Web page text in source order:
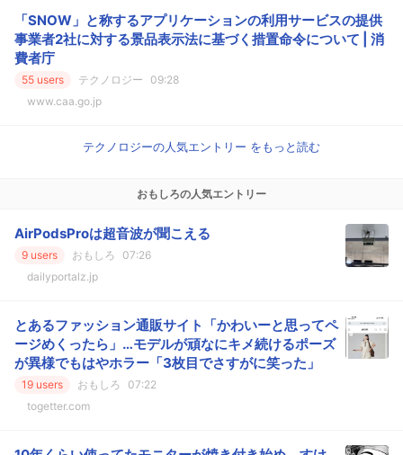
「SNOW」と称するアプリケーションの利用サービスの提供
事業者2社に対する景品表示法に基づく措置命令について | 消
費者庁
55 users テクノロジー
09:28
www.caa.go.jp
テクノロジーの人気エントリー をもっと読む
おもしろの人気エントリー
AirPodsProは超音波が聞こえる
9 users おもしろ
07:26
dailyportalz.jp
とあるファッション通販サイト「かわいーと思ってペ
ージめくったら」…モデルが頑なにキメ続けるポーズ
が異様でもはやホラー「3枚目でさすがに笑った」
19 users おもしろ
07:22
togetter.com